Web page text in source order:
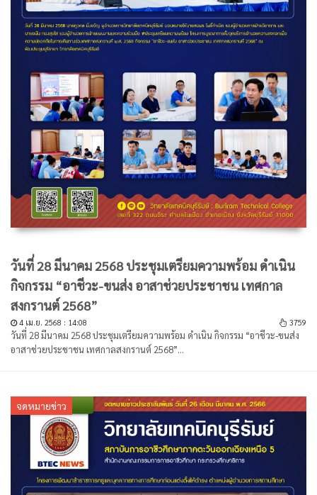
วันที่ 28 มีนาคม 2568 ประชุมเตรียมความพร้อม ดำเนิน
กิจกรรม “อาชีวะ-ขนส่ง อาสาช่วยประชาชน เทศกาล
สงกรานต์ 2568”
4 เม.ย. 2568 : 14:08 3759
วันที่ 28 มีนาคม 2568 ประชุมเตรียมความพร้อม ดำเนิน กิจกรรม “อาชีวะ-ขนส่ง
อาสาช่วยประชาชน เทศกาลสงกรานต์ 2568”...
จดหมายข่าว